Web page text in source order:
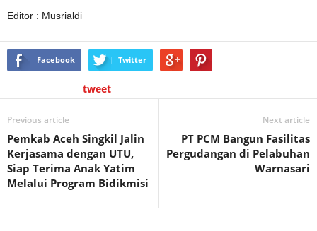
Editor : Musrialdi
Facebook Twitter
tweet
Previous article
Pemkab Aceh Singkil Jalin
Kerjasama dengan UTU,
Siap Terima Anak Yatim
Melalui Program Bidikmisi
Next article
PT PCM Bangun Fasilitas
Pergudangan di Pelabuhan
Warnasari